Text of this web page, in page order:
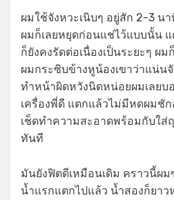
ผมใช้จังหวะเนิบๆ อยู่สัก 2-3 น
ผมก็เลยหยุดก่อนแช่ไว้แบบนั้น
ก็ยังคงรัดต่อเนื่องเป็นระยะๆ ผม
ผมกระซิบข้างหูน้องเขาว่าแน่น
ทำหน้าผิดหวังนิดหน่อยผมเลยบ
เครื่องพี่ดี แตกแล้วไม่มีหดผมชั
เช็ดทำความสะอาดพร้อมกับใส่
ทันที
มันยังฟิตดีเหมือนเดิม คราวนี้ผม
น้ำแรกแตกไปแล้ว น้ำสองก็ยา